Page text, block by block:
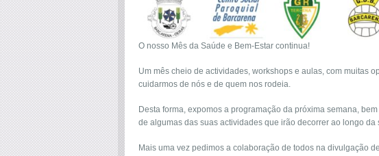
O nosso Mês da Saúde e Bem-Estar continua!
Um mês cheio de actividades, workshops e aulas, com muitas
cuidarmos de nós e de quem nos rodeia.
Desta forma, expomos a programação da próxima semana,
de algumas das suas actividades que irão decorrer ao longo da
Mais uma vez pedimos a colaboração de todos na divulgação